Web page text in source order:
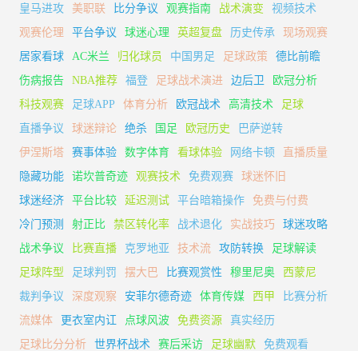
皇马进攻
美职联 比分争议 观赛指南 战术演变
视频技术
观赛伦理
平台争议 球迷心理 英超复盘 历史传承
现场观赛
居家看球
AC米兰 归化球员 中国男足 足球政策
德比前瞻
伤病报告
NBA推荐 福登 足球战术演进 边后卫
欧冠分析
科技观赛
足球APP 体育分析 欧冠战术 高清技术
足球
直播争议
球迷辩论 绝杀 国足 欧冠历史
巴萨逆转
伊涅斯塔
赛事体验 数字体育 看球体验 网络卡顿
直播质量
隐藏功能
诺坎普奇迹 观赛技术 免费观赛
球迷怀旧
球迷经济
平台比较 延迟测试 平台暗箱操作
免费与付费
冷门预测
射正比 禁区转化率 战术退化 实战技巧
球迷攻略
战术争议
比赛直播 克罗地亚 技术流 攻防转换
足球解读
足球阵型
足球判罚 摆大巴 比赛观赏性 穆里尼奥
西蒙尼
裁判争议
深度观察 安菲尔德奇迹 体育传媒 西甲
比赛分析
流媒体
更衣室内讧 点球风波 免费资源
真实经历
足球比分分析
世界杯战术 赛后采访 足球幽默
免费观看